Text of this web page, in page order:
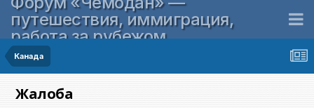
путешествия, иммиграция,
работа за рубежом
Канада
Жалоба